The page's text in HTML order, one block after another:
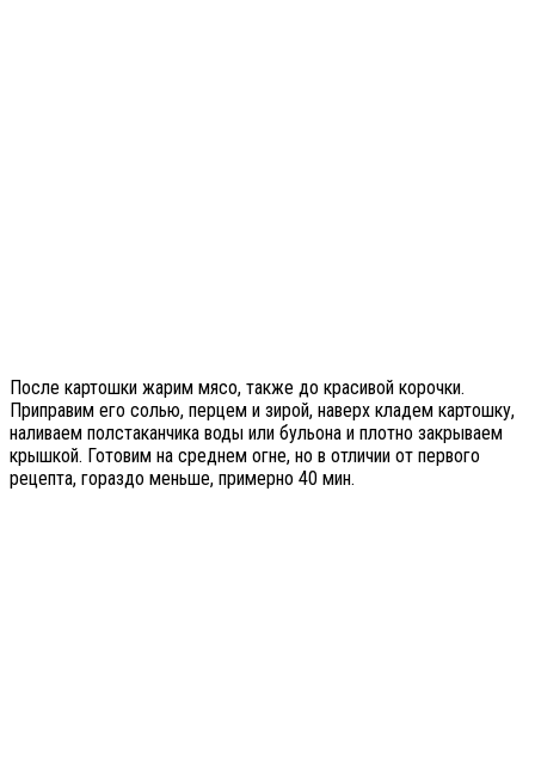
После картошки жарим мясо, также до красивой корочки.
Приправим его солью, перцем и зирой, наверх кладем картошку,
наливаем полстаканчика воды или бульона и плотно закрываем
крышкой. Готовим на среднем огне, но в отличии от первого
рецепта, гораздо меньше, примерно 40 мин.